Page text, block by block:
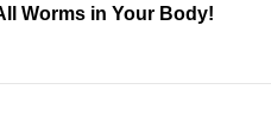
Worms in Your Body!